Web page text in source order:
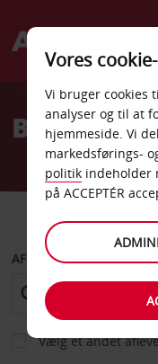
Welcome
AvisBilleje
AFHENT FRA
Vælg et andet
Vores
Vi bruger cookies
analyser og til at
hjemmeside. Vi
markedsførings-
politik indeholder
på ACCEPTÉR